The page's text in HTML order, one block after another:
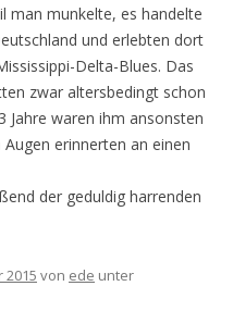
man munkelte, es handelte
und erlebten dort
Delta-Blues. Das
zwar altersbedingt schon
Jahre waren ihm ansonsten
erinnerten an einen
der geduldig harrenden
2015 von ede unter